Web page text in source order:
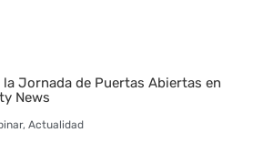
la Jornada de Puertas Abiertas en
News
, Actualidad